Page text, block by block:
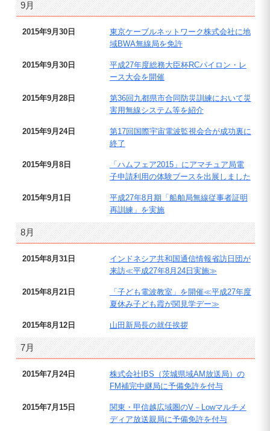
9月
2015年9月30日
東京ケーブルネットワーク株式会社に地
域BWA無線局を免許
2015年9月30日
平成27年度総務大臣杯RCパイロン・レ
ース大会を開催
2015年9月28日
第36回九都県市合同防災訓練において災
害用無線システム等を紹介
2015年9月24日
第17回国際宇宙電波監視会合が成功裏に
終了
2015年9月8日
「ハムフェア2015」にアマチュア局電
子申請利用の体験ブースを出展しました
2015年9月1日
平成27年8月期「船舶局無線従事者証明
再訓練」を実施
8月
2015年8月31日
インドネシア共和国通信情報省訪日団が
来訪≪平成27年8月24日実施≫
2015年8月21日
「子ども電波教室」を開催≪平成27年度
夏休み子ども霞が関見学デー≫
2015年8月12日 山田新局長の就任挨拶
7月
2015年7月24日
株式会社IBS（茨城県域AM放送局）の
FM補完中継局に予備免許を付与
2015年7月15日
関東・甲信越広域圏のV－Lowマルチメ
ディア放送親局に予備免許を付与